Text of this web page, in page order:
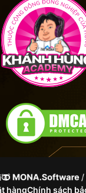
hàngChính sách